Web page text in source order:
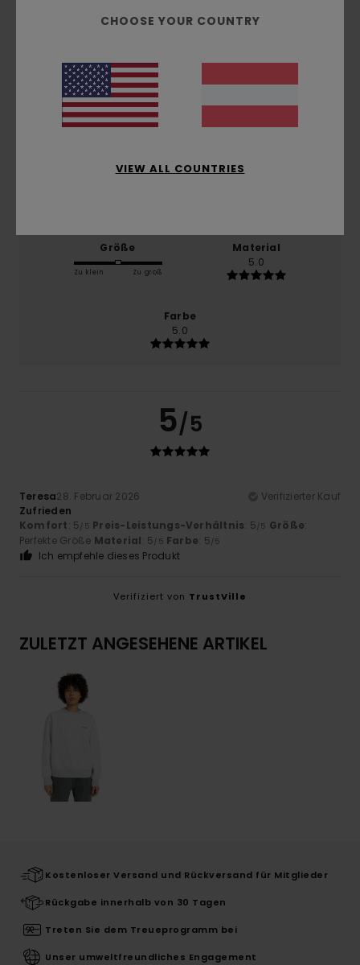
100% unserer Kunden empfehlen dieses Produkt
Komfort
Größe
Zu klein Zu groß
Material
5.0
Farbe
5.0
5/5
Teresa28. Februar 2026
Verifizierter Kauf
Zufrieden
Komfort: 5/5 Preis-Leistungs-Verhältnis: 5/5 Größe:
Perfekte Größe Material: 5/5 Farbe: 5/5
Ich empfehle dieses Produkt
Verifiziert von TrustVille
ZULETZT ANGESEHENE ARTIKEL
Kostenloser Versand und Rückversand für Mitglieder
Rückgabe innerhalb von 30 Tagen
Treten Sie dem Treueprogramm bei
Unser umweltfreundliches Engagement
CHOOSE YOUR COUNTRY
VIEW ALL COUNTRIES